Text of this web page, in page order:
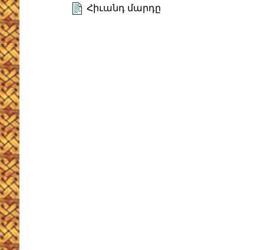
Հիւանդ մարդը